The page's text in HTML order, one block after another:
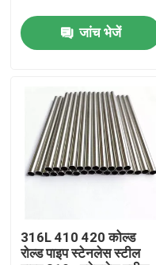
स्टेनलेस स्टील का तार
एसएस स्क्वायर ट्यूब
स्टेनलेस स्टील पट्टी
जांच भेजें
316L 410 420 कोल्ड
रोल्ड पाइप स्टेनलेस स्टील